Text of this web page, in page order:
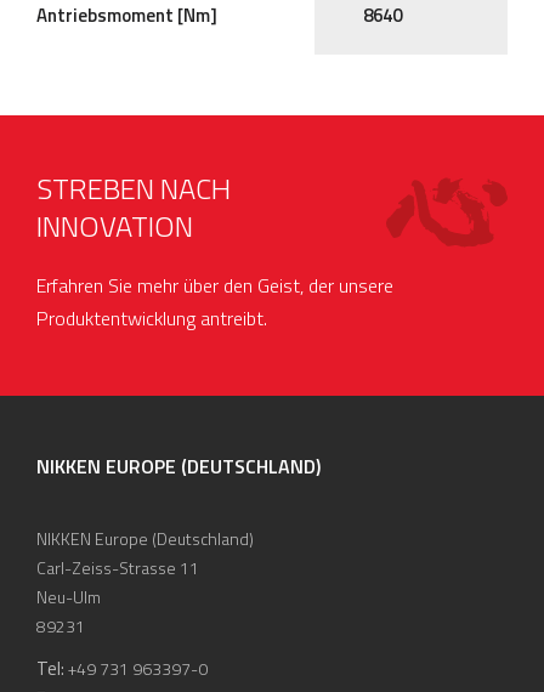
Antriebsmoment [Nm] 8640
STREBEN NACH
INNOVATION
Erfahren Sie mehr über den Geist, der unsere
Produktentwicklung antreibt.
NIKKEN EUROPE (DEUTSCHLAND)
NIKKEN Europe (Deutschland)
Carl-Zeiss-Strasse 11
Neu-Ulm
89231
Tel:+49 731 963397-0